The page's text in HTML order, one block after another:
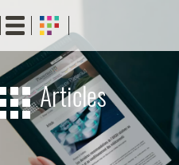
au
contenu
principal
Articles